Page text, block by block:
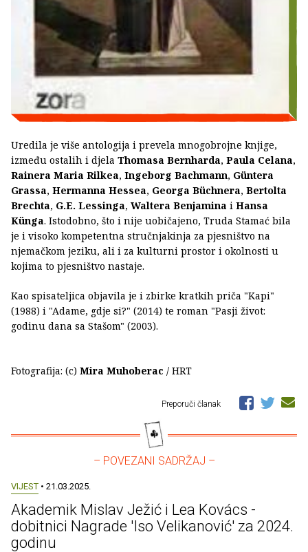
Uredila je više antologija i prevela mnogobrojne knjige,
između ostalih i djela Thomasa Bernharda, Paula Celana,
Rainera Maria Rilkea, Ingeborg Bachmann, Güntera
Grassa, Hermanna Hessea, Georga Büchnera, Bertolta
Brechta, G.E. Lessinga, Waltera Benjamina i Hansa
Künga. Istodobno, što i nije uobičajeno, Truda Stamać bila
je i visoko kompetentna stručnjakinja za pjesništvo na
njemačkom jeziku, ali i za kulturni prostor i okolnosti u
kojima to pjesništvo nastaje.
Kao spisateljica objavila je i zbirke kratkih priča "Kapi"
(1988) i "Adame, gdje si?" (2014) te roman "Pasji život:
godinu dana sa Stašom" (2003).
Fotografija: (c) Mira Muhoberac / HRT
Preporuči članak
– POVEZANI SADRŽAJ –
VIJEST • 21.03.2025.
Akademik Mislav Ježić i Lea Kovács -
dobitnici Nagrade 'Iso Velikanović' za 2024.
godinu